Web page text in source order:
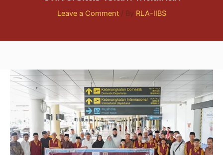
Leave a Comment / By RLA-IIBS